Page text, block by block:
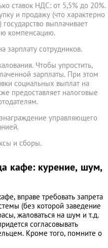
ставок НДС: от 5,5% до 20%.
и продажу (что характерно
выплачивает
компенсацию.
зарплату сотрудников.
Чтобы упростить,
зарплаты. При этом
социальных выплат на
предоставляет налоговые
управляющего
и сборы.
кафе: курение, шум,
вправе требовать запрета
(без которой заведение
жаловаться на шум и т.д.
согласовывать
Кроме того, помните о